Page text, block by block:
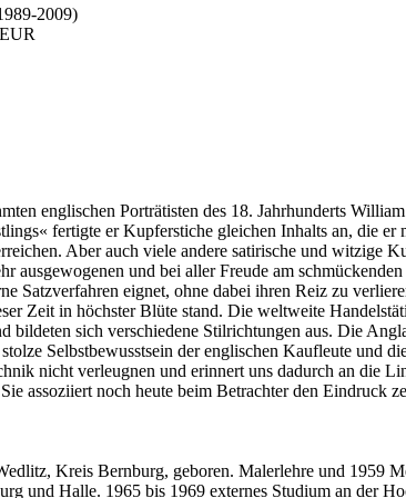
2009)
englischen Porträtisten des 18. Jahrhunderts
fertigte er Kupferstiche gleichen Inhalts an, die
Aber auch viele andere satirische und witzige
ausgewogenen und bei aller Freude am
Satzverfahren eignet, ohne dabei ihren Reiz zu
Zeit in höchster Blüte stand. Die weltweite
bildeten sich verschiedene Stilrichtungen aus. Die
Selbstbewusstsein der englischen Kaufleute
nicht verleugnen und erinnert uns dadurch an die
assoziiert noch heute beim Betrachter den Eindruck
Kreis Bernburg, geboren. Malerlehre und 1959
und Halle. 1965 bis 1969 externes Studium an